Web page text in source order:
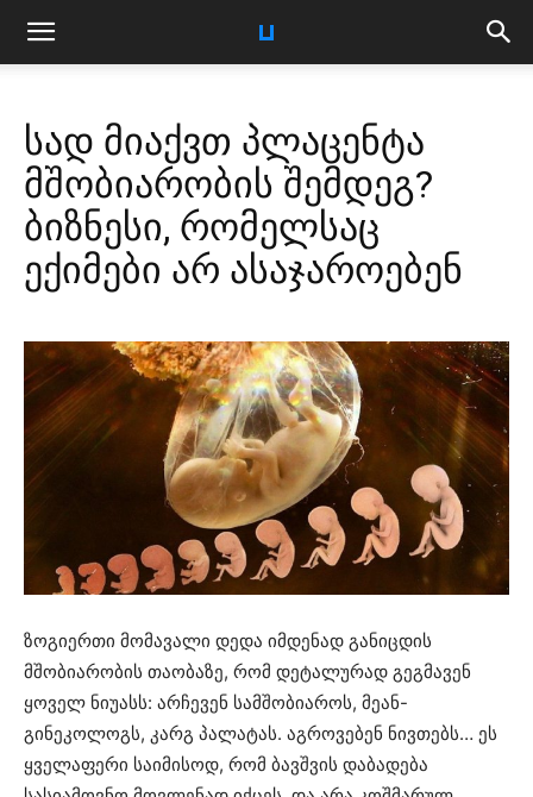
სად მიაქვთ პლაცენტა
მშობიარობის შემდეგ?
ბიზნესი, რომელსაც
ექიმები არ ასაჯაროებენ
ზოგიერთი მომავალი დედა იმდენად განიცდის
მშობიარობის თაობაზე, რომ დეტალურად გეგმავენ
ყოველ ნიუასს: არჩევენ სამშობიაროს, მეან-
გინეკოლოგს, კარგ პალატას. აგროვებენ ნივთებს… ეს
ყველაფერი საიმისოდ, რომ ბავშვის დაბადება